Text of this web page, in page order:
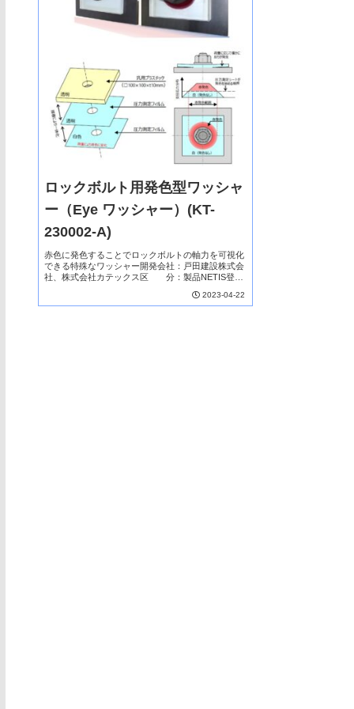
ロックボルト用発色型ワッシャ
ー（Eye ワッシャー）(KT-
230002-A)
赤色に発色することでロックボルトの軸力を可視化
できる特殊なワッシャー開発会社：戸田建設株式会
社、株式会社カテックス区 分：製品NETIS登録
を可視化できる特殊なワッシャーで、従来は、ロッ
2023-04-22